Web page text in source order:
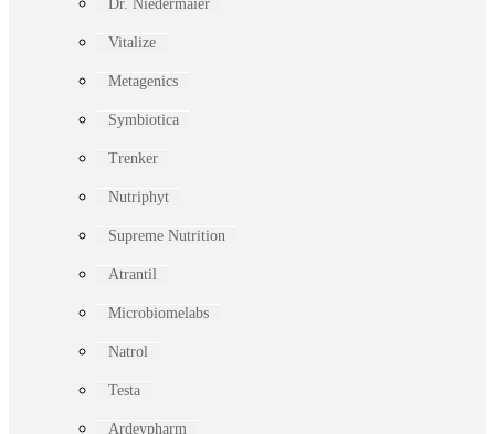
Dr. Niedermaier
Vitalize
Metagenics
Symbiotica
Trenker
Nutriphyt
Supreme Nutrition
Atrantil
Microbiomelabs
Natrol
Testa
Ardeypharm